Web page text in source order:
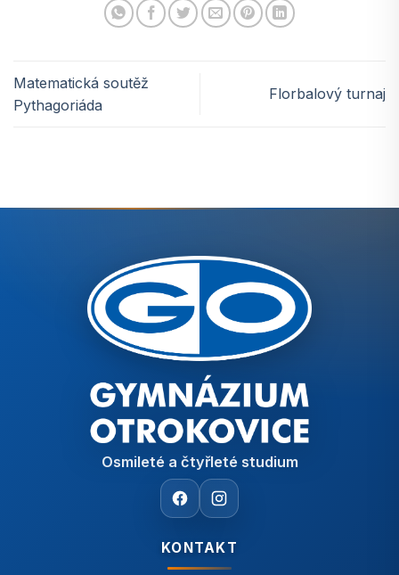
Matematická soutěž
Pythagoriáda
Florbalový turnaj
Osmileté a čtyřleté studium
KONTAKT